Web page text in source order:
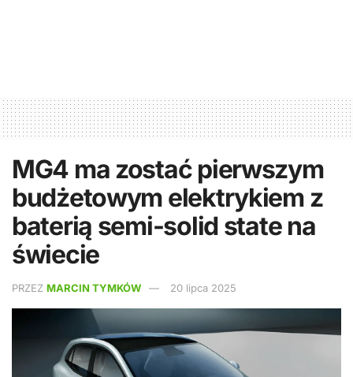
MG4 ma zostać pierwszym
budżetowym elektrykiem z
baterią semi-solid state na
świecie
PRZEZ MARCIN TYMKÓW 20 lipca 2025